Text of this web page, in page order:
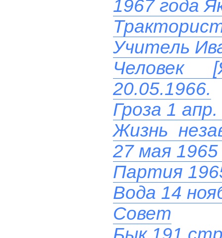
1967 года
Учитель
Человек
20.05.1966.
Гроза 1
Жизнь
27 мая 1965
Партия
Вода 14
Совет